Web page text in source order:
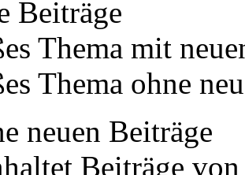
Beiträge
Thema mit
Thema ohne
neuen Beiträge
Beiträge